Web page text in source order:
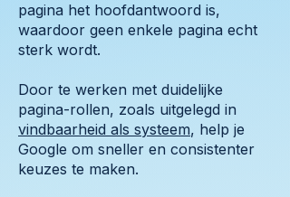
pagina het hoofdantwoord is,
waardoor geen enkele pagina echt
sterk wordt.
Door te werken met duidelijke
pagina-rollen, zoals uitgelegd in
vindbaarheid als systeem, help je
Google om sneller en consistenter
keuzes te maken.